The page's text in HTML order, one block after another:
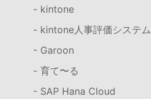
- kintone
- kintone人事評価システム
- Garoon
- 育て〜る
- SAP Hana Cloud